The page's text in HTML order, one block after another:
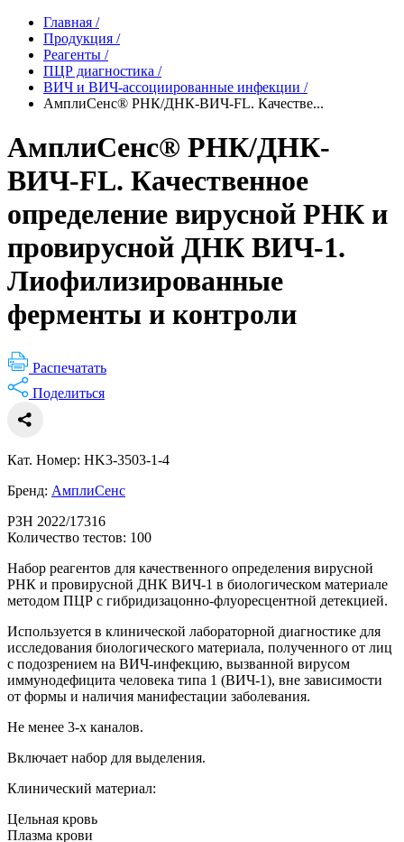
Главная /
Продукция /
Реагенты /
ПЦР диагностика /
ВИЧ и ВИЧ-ассоциированные инфекции /
АмплиСенс® РНК/ДНК-ВИЧ-FL. Качестве...
АмплиСенс® РНК/ДНК-
ВИЧ-FL. Качественное
определение вирусной РНК и
провирусной ДНК ВИЧ-1.
Лиофилизированные
ферменты и контроли
Распечатать
Поделиться
Кат. Номер: HK3-3503-1-4
Бренд: АмплиСенс
РЗН 2022/17316
Количество тестов: 100
Набор реагентов для качественного определения вирусной
РНК и провирусной ДНК ВИЧ-1 в биологическом материале
методом ПЦР с гибридизацонно-флуоресцентной детекцией.
Используется в клинической лабораторной диагностике для
исследования биологического материала, полученного от лиц
с подозрением на ВИЧ-инфекцию, вызванной вирусом
иммунодефицита человека типа 1 (ВИЧ-1), вне зависимости
от формы и наличия манифестации заболевания.
Не менее 3-х каналов.
Включает набор для выделения.
Клинический материал:
Цельная кровь
Плазма крови